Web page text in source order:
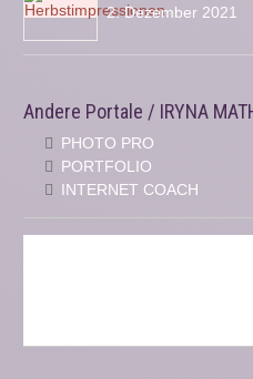
2. Dezember 2021
Andere Portale / IRYNA
PHOTO PRO
PORTFOLIO
INTERNET COACH